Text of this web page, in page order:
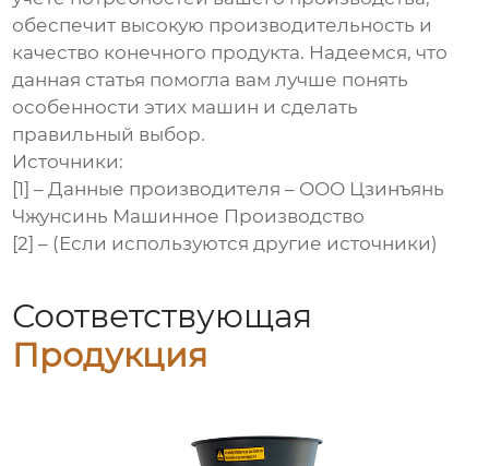
обеспечит высокую производительность и
качество конечного продукта. Надеемся, что
данная статья помогла вам лучше понять
особенности этих машин и сделать
правильный выбор.
Источники:
[1] – Данные производителя – ООО Цзинъянь
Чжунсинь Машинное Производство
[2] – (Если используются другие источники)
Соответствующая
Продукция